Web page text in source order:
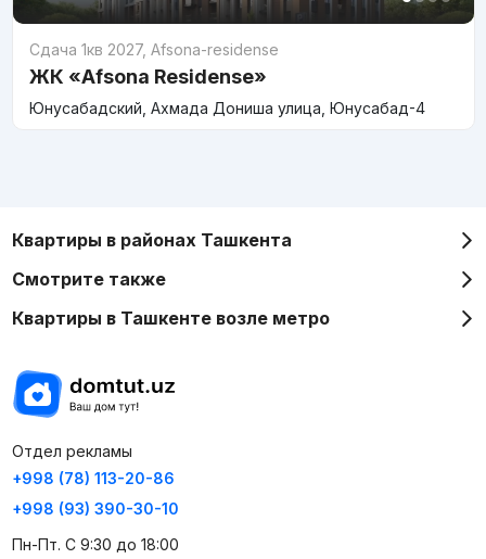
Сдача 1кв 2027, Afsona-residense
ЖК «Afsona Residense»
Юнусабадский, Ахмада Дониша улица, Юнусабад-4
Квартиры в районах Ташкента
Смотрите также
Квартиры в Ташкенте возле метро
Отдел рекламы
+998 (78) 113-20-86
+998 (93) 390-30-10
Пн-Пт. С 9:30 до 18:00